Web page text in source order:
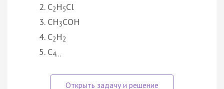
C2H5Cl
CH3COH
C2H2
C4…